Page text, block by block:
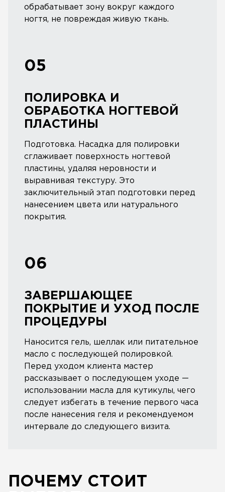
обрабатывает зону вокруг каждого
ногтя, не повреждая живую ткань.
05
ПОЛИРОВКА И
ОБРАБОТКА НОГТЕВОЙ
ПЛАСТИНЫ
Подготовка. Насадка для полировки
сглаживает поверхность ногтевой
пластины, удаляя неровности и
выравнивая текстуру. Это
заключительный этап подготовки перед
нанесением цвета или натурального
покрытия.
06
ЗАВЕРШАЮЩЕЕ
ПОКРЫТИЕ И УХОД ПОСЛЕ
ПРОЦЕДУРЫ
Наносится гель, шеллак или питательное
масло с последующей полировкой.
Перед уходом клиента мастер
рассказывает о последующем уходе —
использовании масла для кутикулы, чего
следует избегать в течение первого часа
после нанесения геля и рекомендуемом
интервале до следующего визита.
ПОЧЕМУ СТОИТ